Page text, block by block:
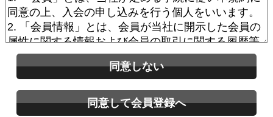
同意しない
同意して会員登録へ